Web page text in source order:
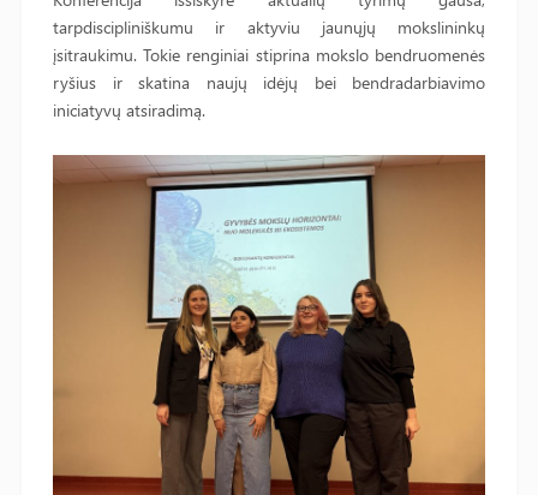
tarpdiscipliniškumu ir aktyviu jaunųjų mokslininkų
įsitraukimu. Tokie renginiai stiprina mokslo bendruomenės
ryšius ir skatina naujų idėjų bei bendradarbiavimo
iniciatyvų atsiradimą.